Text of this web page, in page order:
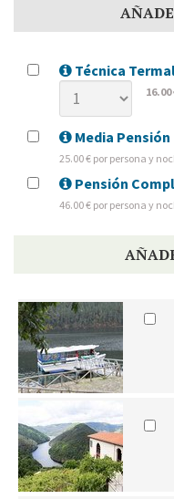
Técnica
Media Pensión
25.00 € por persona y
Pensión
46.00 € por persona y